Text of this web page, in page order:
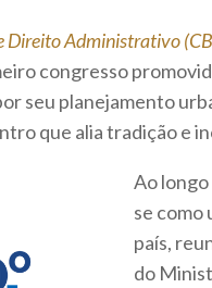
Direito Administrativo
congresso
seu planejamento
que alia tradição e
Ao
se como
país,
do